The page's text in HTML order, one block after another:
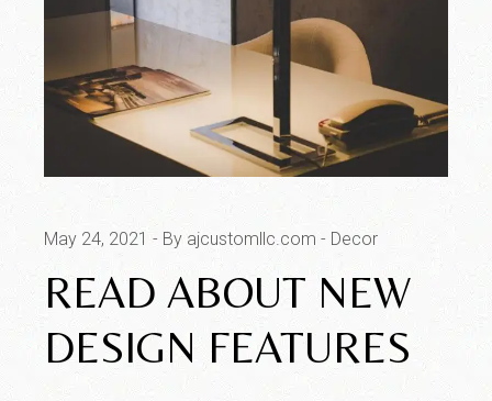
May 24, 2021 By ajcustomllc.com Decor
READ ABOUT NEW
DESIGN FEATURES